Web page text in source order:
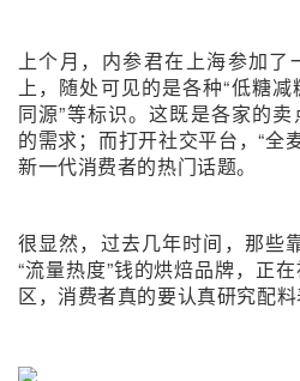
上个月，内参君在上海参加了
上，随处可见的是各种“低糖减
同源”等标识。这既是各家的
的需求；而打开社交平台，“全
新一代消费者的热门话题。
很显然，过去几年时间，那些
“流量热度”钱的烘焙品牌，正
区，消费者真的要认真研究配料